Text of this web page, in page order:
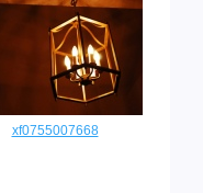
xf0755007668